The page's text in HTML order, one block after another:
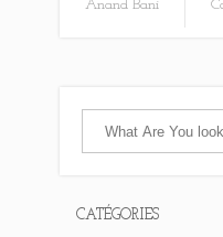
Anand Bani
CATÉGORIES